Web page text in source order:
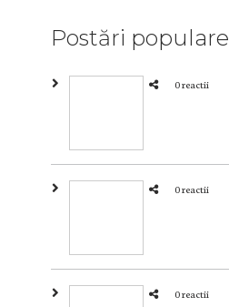
Postări populare
0 reactii
0 reactii
0 reactii